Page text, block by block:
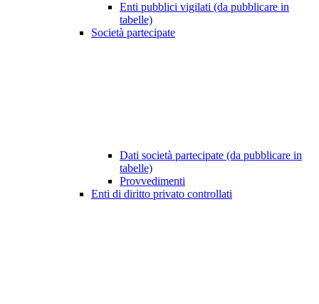
Enti pubblici vigilati (da pubblicare in
tabelle)
Società partecipate
Dati società partecipate (da pubblicare in
tabelle)
Provvedimenti
Enti di diritto privato controllati